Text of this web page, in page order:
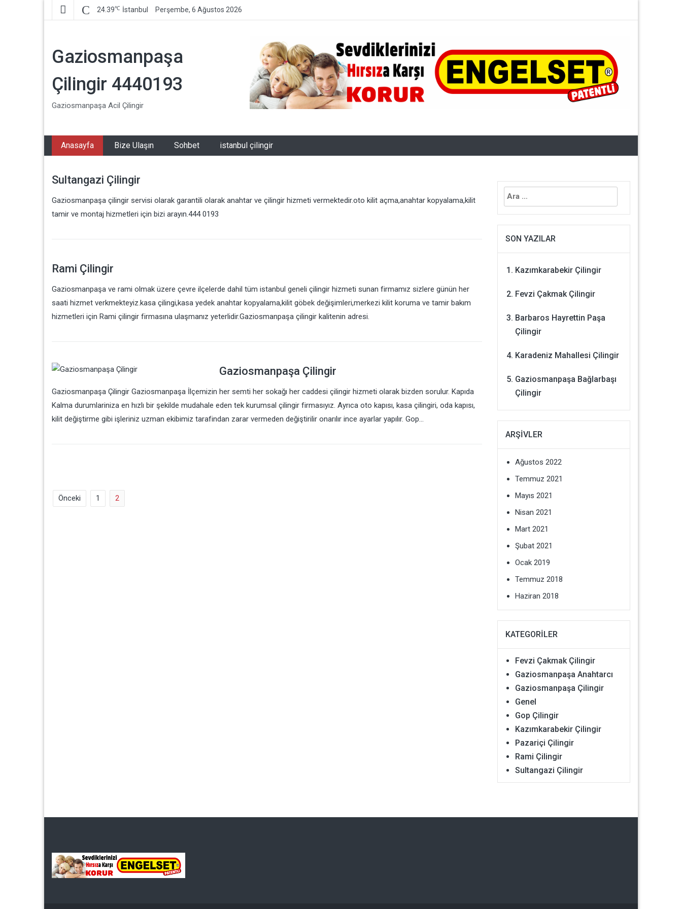
24.39℃ İstanbul Perşembe, 6 Ağustos 2026
Gaziosmanpaşa
Çilingir 4440193
Gaziosmanpaşa Acil Çilingir
Anasayfa Bize Ulaşın Sohbet istanbul çilingir
Sultangazi Çilingir
Gaziosmanpaşa çilingir servisi olarak garantili olarak anahtar ve çilingir hizmeti vermektedir.oto kilit açma,anahtar kopyalama,kilit
tamir ve montaj hizmetleri için bizi arayın.444 0193
Rami Çilingir
Gaziosmanpaşa ve rami olmak üzere çevre ilçelerde dahil tüm istanbul geneli çilingir hizmeti sunan firmamız sizlere günün her
saati hizmet verkmekteyiz.kasa çilingi,kasa yedek anahtar kopyalama,kilit göbek değişimleri,merkezi kilit koruma ve tamir bakım
hizmetleri için Rami çilingir firmasına ulaşmanız yeterlidir.Gaziosmanpaşa çilingir kalitenin adresi.
Gaziosmanpaşa Çilingir
Gaziosmanpaşa Çilingir Gaziosmanpaşa İlçemizin her semti her sokağı her caddesi çilingir hizmeti olarak bizden sorulur. Kapıda
Kalma durumlariniza en hızlı bir şekilde mudahale eden tek kurumsal çilingir firmasıyız. Ayrıca oto kapısı, kasa çilingiri, oda kapısı,
kilit değiştirme gibi işleriniz uzman ekibimiz tarafindan zarar vermeden değiştirilir onarılır ince ayarlar yapılır. Gop…
Yazı
Önceki 1 2
Arama:
SON YAZILAR
Kazımkarabekir Çilingir
Fevzi Çakmak Çilingir
Barbaros Hayrettin Paşa
Çilingir
Karadeniz Mahallesi Çilingir
Gaziosmanpaşa Bağlarbaşı
Çilingir
ARŞIVLER
Ağustos 2022
Temmuz 2021
Mayıs 2021
Nisan 2021
Mart 2021
Şubat 2021
Ocak 2019
Temmuz 2018
Haziran 2018
KATEGORILER
Fevzi Çakmak Çilingir
Gaziosmanpaşa Anahtarcı
Gaziosmanpaşa Çilingir
Genel
Gop Çilingir
Kazımkarabekir Çilingir
Pazariçi Çilingir
Rami Çilingir
Sultangazi Çilingir